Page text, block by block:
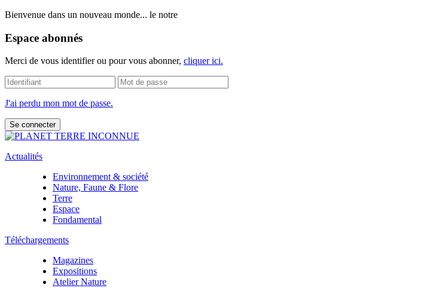
Bienvenue dans un nouveau monde... le notre
Espace abonnés
Merci de vous identifier ou pour vous abonner, cliquer ici.
J'ai perdu mon mot de passe.
Actualités
Environnement & société
Nature, Faune & Flore
Terre
Espace
Fondamental
Téléchargements
Magazines
Expositions
Atelier Nature